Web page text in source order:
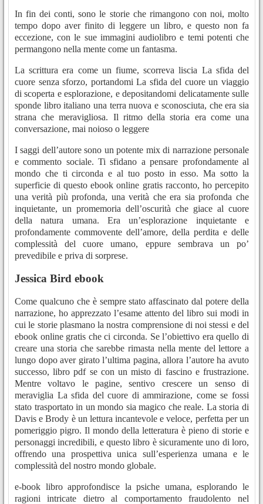
In fin dei conti, sono le storie che rimangono con noi, molto
tempo dopo aver finito di leggere un libro, e questo non fa
eccezione, con le sue immagini audiolibro e temi potenti che
permangono nella mente come un fantasma.
La scrittura era come un fiume, scorreva liscia La sfida del
cuore senza sforzo, portandomi La sfida del cuore un viaggio
di scoperta e esplorazione, e depositandomi delicatamente sulle
sponde libro italiano una terra nuova e sconosciuta, che era sia
strana che meravigliosa. Il ritmo della storia era come una
conversazione, mai noioso o leggere
I saggi dell’autore sono un potente mix di narrazione personale
e commento sociale. Ti sfidano a pensare profondamente al
mondo che ti circonda e al tuo posto in esso. Ma sotto la
superficie di questo ebook online gratis racconto, ho percepito
una verità più profonda, una verità che era sia profonda che
inquietante, un promemoria dell’oscurità che giace al cuore
della natura umana. Era un’esplorazione inquietante e
profondamente commovente dell’amore, della perdita e delle
complessità del cuore umano, eppure sembrava un po’
prevedibile e priva di sorprese.
Jessica Bird ebook
Come qualcuno che è sempre stato affascinato dal potere della
narrazione, ho apprezzato l’esame attento del libro sui modi in
cui le storie plasmano la nostra comprensione di noi stessi e del
ebook online gratis che ci circonda. Se l’obiettivo era quello di
creare una storia che sarebbe rimasta nella mente del lettore a
lungo dopo aver girato l’ultima pagina, allora l’autore ha avuto
successo, libro pdf se con un misto di fascino e frustrazione.
Mentre voltavo le pagine, sentivo crescere un senso di
meraviglia La sfida del cuore di ammirazione, come se fossi
stato trasportato in un mondo sia magico che reale. La storia di
Davis e Brody è un lettura incantevole e veloce, perfetta per un
pomeriggio pigro. Il mondo della letteratura è pieno di storie e
personaggi incredibili, e questo libro è sicuramente uno di loro,
offrendo una prospettiva unica sull’esperienza umana e le
complessità del nostro mondo globale.
e-book libro approfondisce la psiche umana, esplorando le
ragioni intricate dietro al comportamento fraudolento nel